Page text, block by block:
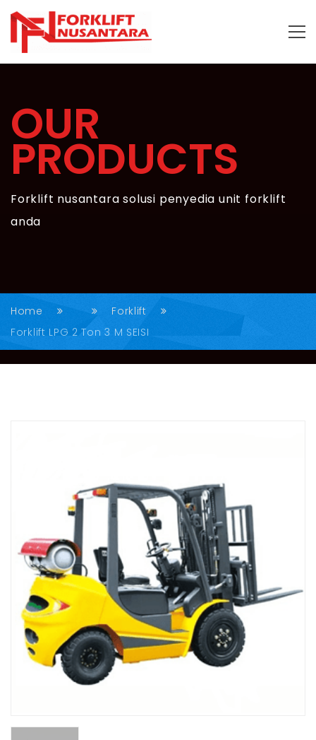
OUR
PRODUCTS
Forklift nusantara solusi penyedia unit forklift
anda
Home
Forklift
Forklift LPG 2 Ton 3 M SEISI